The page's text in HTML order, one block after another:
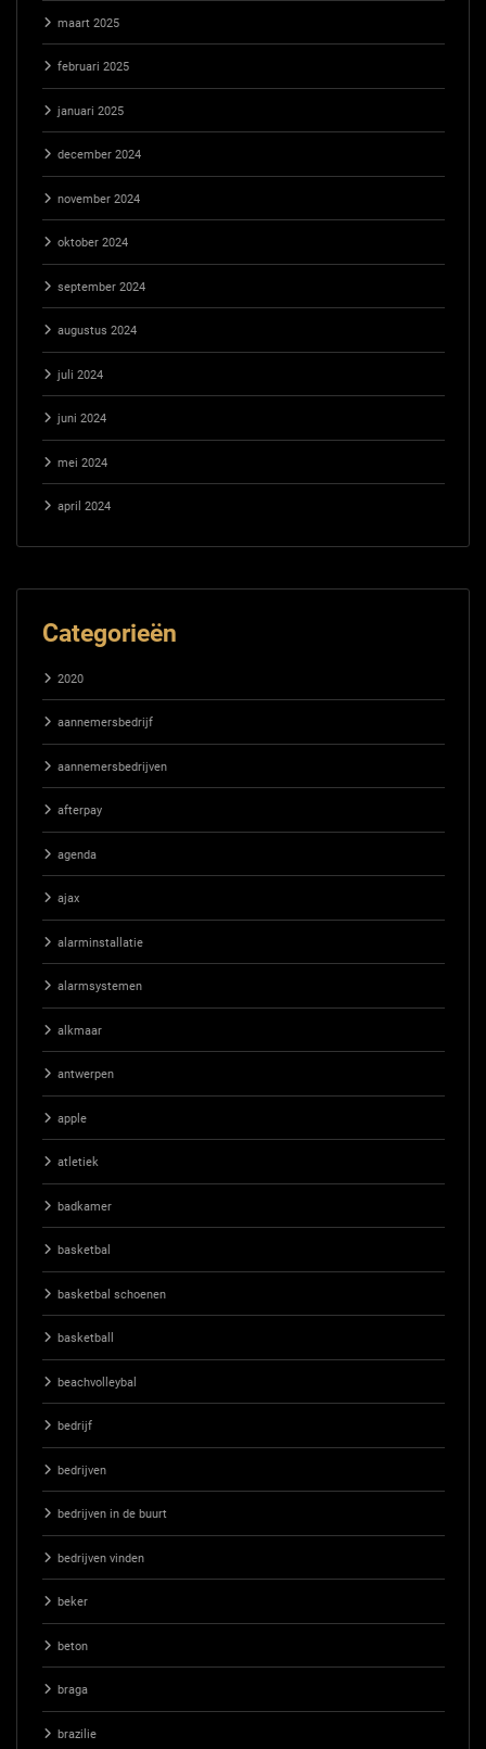
maart 2025
februari 2025
januari 2025
december 2024
november 2024
oktober 2024
september 2024
augustus 2024
juli 2024
juni 2024
mei 2024
april 2024
Categorieën
2020
aannemersbedrijf
aannemersbedrijven
afterpay
agenda
ajax
alarminstallatie
alarmsystemen
alkmaar
antwerpen
apple
atletiek
badkamer
basketbal
basketbal schoenen
basketball
beachvolleybal
bedrijf
bedrijven
bedrijven in de buurt
bedrijven vinden
beker
beton
braga
brazilie